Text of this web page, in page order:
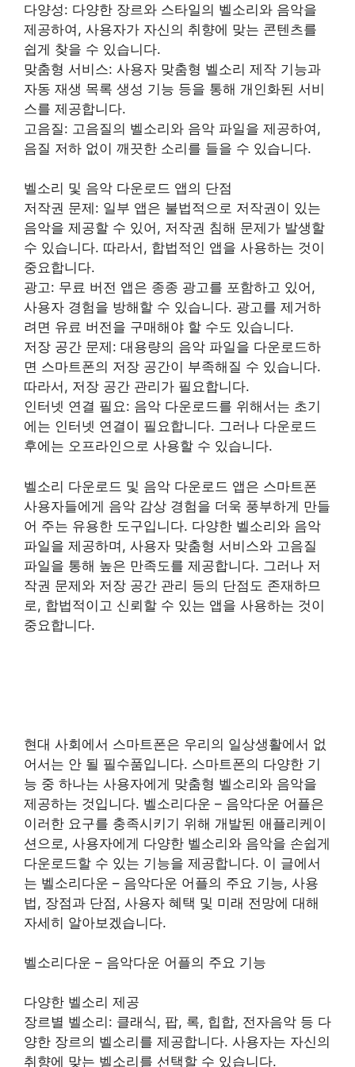
다양성: 다양한 장르와 스타일의 벨소리와 음악을
제공하여, 사용자가 자신의 취향에 맞는 콘텐츠를
쉽게 찾을 수 있습니다.
맞춤형 서비스: 사용자 맞춤형 벨소리 제작 기능과
자동 재생 목록 생성 기능 등을 통해 개인화된 서비
스를 제공합니다.
고음질: 고음질의 벨소리와 음악 파일을 제공하여,
음질 저하 없이 깨끗한 소리를 들을 수 있습니다.
벨소리 및 음악 다운로드 앱의 단점
저작권 문제: 일부 앱은 불법적으로 저작권이 있는
음악을 제공할 수 있어, 저작권 침해 문제가 발생할
수 있습니다. 따라서, 합법적인 앱을 사용하는 것이
중요합니다.
광고: 무료 버전 앱은 종종 광고를 포함하고 있어,
사용자 경험을 방해할 수 있습니다. 광고를 제거하
려면 유료 버전을 구매해야 할 수도 있습니다.
저장 공간 문제: 대용량의 음악 파일을 다운로드하
면 스마트폰의 저장 공간이 부족해질 수 있습니다.
따라서, 저장 공간 관리가 필요합니다.
인터넷 연결 필요: 음악 다운로드를 위해서는 초기
에는 인터넷 연결이 필요합니다. 그러나 다운로드
후에는 오프라인으로 사용할 수 있습니다.
벨소리 다운로드 및 음악 다운로드 앱은 스마트폰
사용자들에게 음악 감상 경험을 더욱 풍부하게 만들
어 주는 유용한 도구입니다. 다양한 벨소리와 음악
파일을 제공하며, 사용자 맞춤형 서비스와 고음질
파일을 통해 높은 만족도를 제공합니다. 그러나 저
작권 문제와 저장 공간 관리 등의 단점도 존재하므
로, 합법적이고 신뢰할 수 있는 앱을 사용하는 것이
중요합니다.
현대 사회에서 스마트폰은 우리의 일상생활에서 없
어서는 안 될 필수품입니다. 스마트폰의 다양한 기
능 중 하나는 사용자에게 맞춤형 벨소리와 음악을
제공하는 것입니다. 벨소리다운 – 음악다운 어플은
이러한 요구를 충족시키기 위해 개발된 애플리케이
션으로, 사용자에게 다양한 벨소리와 음악을 손쉽게
다운로드할 수 있는 기능을 제공합니다. 이 글에서
는 벨소리다운 – 음악다운 어플의 주요 기능, 사용
법, 장점과 단점, 사용자 혜택 및 미래 전망에 대해
자세히 알아보겠습니다.
벨소리다운 – 음악다운 어플의 주요 기능
다양한 벨소리 제공
장르별 벨소리: 클래식, 팝, 록, 힙합, 전자음악 등 다
양한 장르의 벨소리를 제공합니다. 사용자는 자신의
취향에 맞는 벨소리를 선택할 수 있습니다.